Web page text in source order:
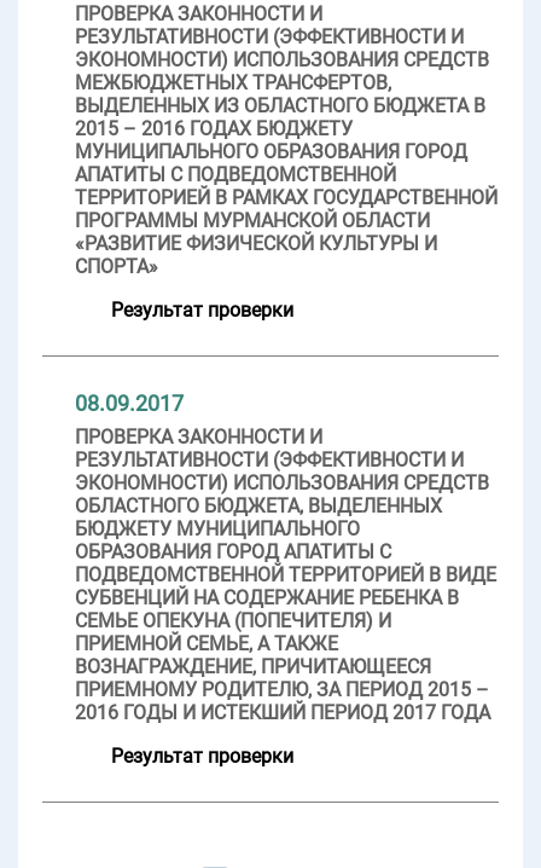
ПРОВЕРКА ЗАКОННОСТИ И
РЕЗУЛЬТАТИВНОСТИ (ЭФФЕКТИВНОСТИ И
ЭКОНОМНОСТИ) ИСПОЛЬЗОВАНИЯ СРЕДСТВ
МЕЖБЮДЖЕТНЫХ ТРАНСФЕРТОВ,
ВЫДЕЛЕННЫХ ИЗ ОБЛАСТНОГО БЮДЖЕТА В
2015 – 2016 ГОДАХ БЮДЖЕТУ
МУНИЦИПАЛЬНОГО ОБРАЗОВАНИЯ ГОРОД
АПАТИТЫ С ПОДВЕДОМСТВЕННОЙ
ТЕРРИТОРИЕЙ В РАМКАХ ГОСУДАРСТВЕННОЙ
ПРОГРАММЫ МУРМАНСКОЙ ОБЛАСТИ
«РАЗВИТИЕ ФИЗИЧЕСКОЙ КУЛЬТУРЫ И
СПОРТА»
Результат проверки
08.09.2017
ПРОВЕРКА ЗАКОННОСТИ И
РЕЗУЛЬТАТИВНОСТИ (ЭФФЕКТИВНОСТИ И
ЭКОНОМНОСТИ) ИСПОЛЬЗОВАНИЯ СРЕДСТВ
ОБЛАСТНОГО БЮДЖЕТА, ВЫДЕЛЕННЫХ
БЮДЖЕТУ МУНИЦИПАЛЬНОГО
ОБРАЗОВАНИЯ ГОРОД АПАТИТЫ С
ПОДВЕДОМСТВЕННОЙ ТЕРРИТОРИЕЙ В ВИДЕ
СУБВЕНЦИЙ НА СОДЕРЖАНИЕ РЕБЕНКА В
СЕМЬЕ ОПЕКУНА (ПОПЕЧИТЕЛЯ) И
ПРИЕМНОЙ СЕМЬЕ, А ТАКЖЕ
ВОЗНАГРАЖДЕНИЕ, ПРИЧИТАЮЩЕЕСЯ
ПРИЕМНОМУ РОДИТЕЛЮ, ЗА ПЕРИОД 2015 –
2016 ГОДЫ И ИСТЕКШИЙ ПЕРИОД 2017 ГОДА
Результат проверки